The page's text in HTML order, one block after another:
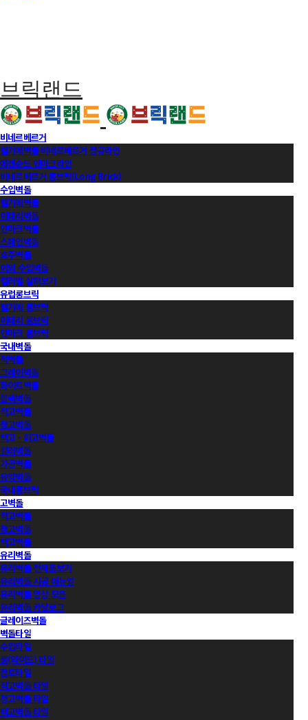
브릭랜드
비네르베르거
벨기에벽돌 비네르베르거 정규라인
에겐순드 덴마크라인
비네르베르거 롱브릭(Long Brick)
수입벽돌
벨기에벽돌
이태리벽돌
덴마크벽돌
스페인벽돌
호주벽돌
이외 수입벽돌
컬러별 살펴보기
유럽롱브릭
벨기에 롱브릭
이태리 롱브릭
덴마크 롱브릭
국내벽돌
적벽돌
그레이벽돌
화이트벽돌
블랙벽돌
적고벽돌
청고벽돌
백고ㆍ회고벽돌
컬러벽돌
가공벽돌
유약벽돌
국내롱브릭
고벽돌
적고벽돌
청고벽돌
백고벽돌
유리벽돌
유리벽돌 전제품보기
유리벽돌 시공 매뉴얼
유리벽돌 영상 모음
유리벽돌 카달로그
글레이즈벽돌
벽돌타일
수입타일
롱(와이드) 타일
점토타일
적고벽돌 타일
청고벽돌 타일
백고벽돌 타일